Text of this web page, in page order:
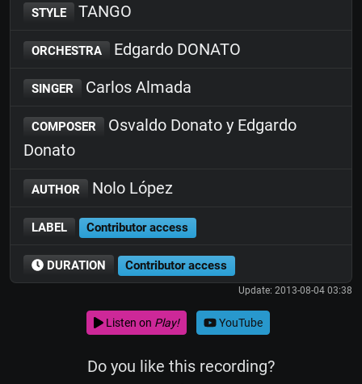
STYLE TANGO
ORCHESTRA Edgardo DONATO
SINGER Carlos Almada
COMPOSER
Osvaldo Donato y Edgardo
Donato
AUTHOR Nolo López
LABEL Contributor access
DURATION Contributor access
Update: 2013-08-04 03:38
Listen on Play! YouTube
Do you like this recording?